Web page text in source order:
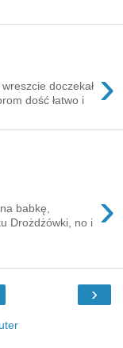
›
doczekał
dość łatwo i
›
babkę,
Drożdżówki, no i
›